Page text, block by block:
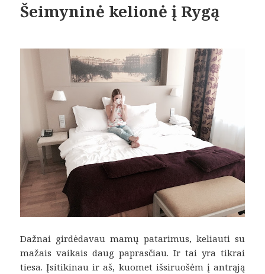
Šeimyninė kelionė į Rygą
Dažnai girdėdavau mamų patarimus, keliauti su
mažais vaikais daug paprasčiau. Ir tai yra tikrai
tiesa. Įsitikinau ir aš, kuomet išsiruošėm į antrąją